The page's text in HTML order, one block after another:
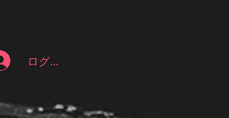
ログイン